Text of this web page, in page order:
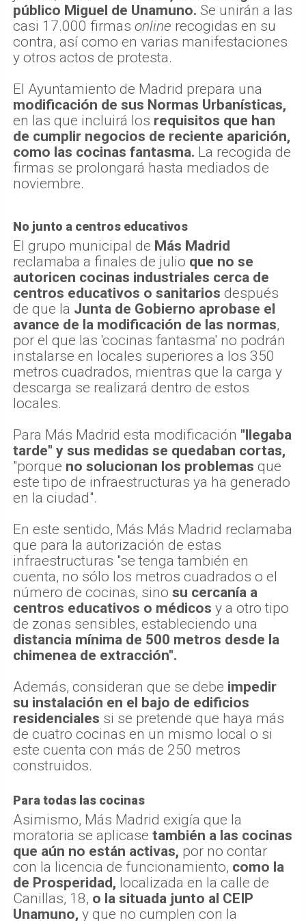
público Miguel de Unamuno. Se unirán a las
casi 17.000 firmas online recogidas en su
contra, así como en varias manifestaciones
y otros actos de protesta.
El Ayuntamiento de Madrid prepara una
modificación de sus Normas Urbanísticas,
en las que incluirá los requisitos que han
de cumplir negocios de reciente aparición,
como las cocinas fantasma. La recogida de
firmas se prolongará hasta mediados de
noviembre.
No junto a centros educativos
El grupo municipal de Más Madrid
reclamaba a finales de julio que no se
autoricen cocinas industriales cerca de
centros educativos o sanitarios después
de que la Junta de Gobierno aprobase el
avance de la modificación de las normas,
por el que las 'cocinas fantasma' no podrán
instalarse en locales superiores a los 350
metros cuadrados, mientras que la carga y
descarga se realizará dentro de estos
locales.
Para Más Madrid esta modificación "llegaba
tarde" y sus medidas se quedaban cortas,
"porque no solucionan los problemas que
este tipo de infraestructuras ya ha generado
en la ciudad".
En este sentido, Más Más Madrid reclamaba
que para la autorización de estas
infraestructuras "se tenga también en
cuenta, no sólo los metros cuadrados o el
número de cocinas, sino su cercanía a
centros educativos o médicos y a otro tipo
de zonas sensibles, estableciendo una
distancia mínima de 500 metros desde la
chimenea de extracción".
Además, consideran que se debe impedir
su instalación en el bajo de edificios
residenciales si se pretende que haya más
de cuatro cocinas en un mismo local o si
este cuenta con más de 250 metros
construidos.
Para todas las cocinas
Asimismo, Más Madrid exigía que la
moratoria se aplicase también a las cocinas
que aún no están activas, por no contar
con la licencia de funcionamiento, como la
de Prosperidad, localizada en la calle de
Canillas, 18, o la situada junto al CEIP
Unamuno, y que no cumplen con la